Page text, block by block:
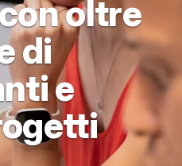
oltre
di
e